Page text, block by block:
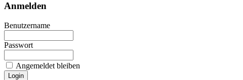
Anmelden
Benutzername
Passwort
Angemeldet bleiben